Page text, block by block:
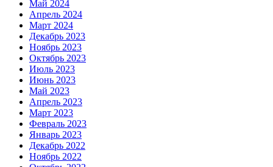
Май 2024
Апрель 2024
Март 2024
Декабрь 2023
Ноябрь 2023
Октябрь 2023
Июль 2023
Июнь 2023
Май 2023
Апрель 2023
Март 2023
Февраль 2023
Январь 2023
Декабрь 2022
Ноябрь 2022